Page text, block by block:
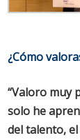
¿Cómo
“Valoro muy
solo he
del talento,